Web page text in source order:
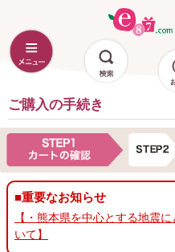
ご購入の手続き
■重要なお知らせ
【・熊本県を中心とする地震
いて】